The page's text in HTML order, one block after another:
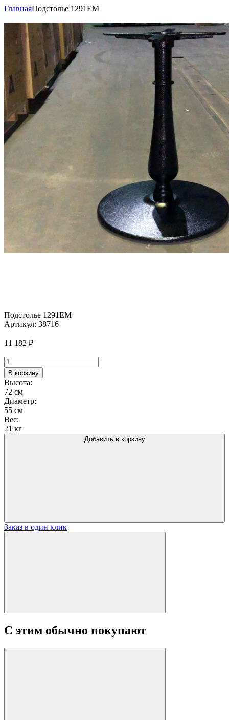
ГлавнаяПодстолье 1291EM
Подстолье 1291EM
Артикул: 38716
11 182 ₽
Количество
товара
Подстолье
1291EM
В корзину
Высота:
72 см
Диаметр:
55 см
Вес:
21 кг
Добавить в корзину
Заказ в один клик
С этим обычно покупают